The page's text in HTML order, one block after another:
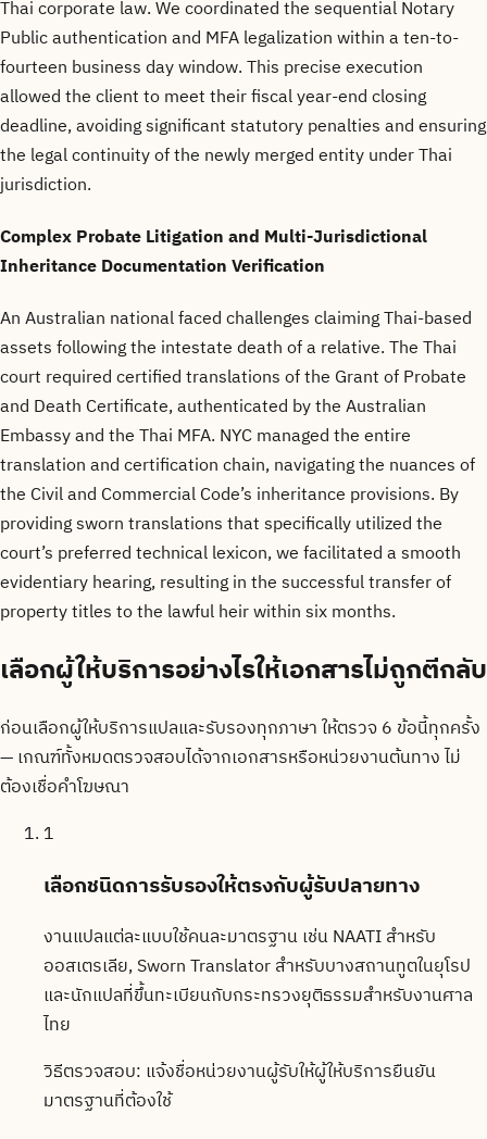
Thai corporate law. We coordinated the sequential Notary
Public authentication and MFA legalization within a ten-to-
fourteen business day window. This precise execution
allowed the client to meet their fiscal year-end closing
deadline, avoiding significant statutory penalties and ensuring
the legal continuity of the newly merged entity under Thai
jurisdiction.
Complex Probate Litigation and Multi-Jurisdictional
Inheritance Documentation Verification
An Australian national faced challenges claiming Thai-based
assets following the intestate death of a relative. The Thai
court required certified translations of the Grant of Probate
and Death Certificate, authenticated by the Australian
Embassy and the Thai MFA. NYC managed the entire
translation and certification chain, navigating the nuances of
the Civil and Commercial Code’s inheritance provisions. By
providing sworn translations that specifically utilized the
court’s preferred technical lexicon, we facilitated a smooth
evidentiary hearing, resulting in the successful transfer of
property titles to the lawful heir within six months.
เลือกผู้ให้บริการอย่างไรให้เอกสารไม่ถูกตีกลับ
ก่อนเลือกผู้ให้บริการแปลและรับรองทุกภาษา ให้ตรวจ 6 ข้อนี้ทุกครั้ง
— เกณฑ์ทั้งหมดตรวจสอบได้จากเอกสารหรือหน่วยงานต้นทาง ไม่
ต้องเชื่อคำโฆษณา
1
เลือกชนิดการรับรองให้ตรงกับผู้รับปลายทาง
งานแปลแต่ละแบบใช้คนละมาตรฐาน เช่น NAATI สำหรับ
ออสเตรเลีย, Sworn Translator สำหรับบางสถานทูตในยุโรป
และนักแปลที่ขึ้นทะเบียนกับกระทรวงยุติธรรมสำหรับงานศาล
ไทย
วิธีตรวจสอบ: แจ้งชื่อหน่วยงานผู้รับให้ผู้ให้บริการยืนยัน
มาตรฐานที่ต้องใช้